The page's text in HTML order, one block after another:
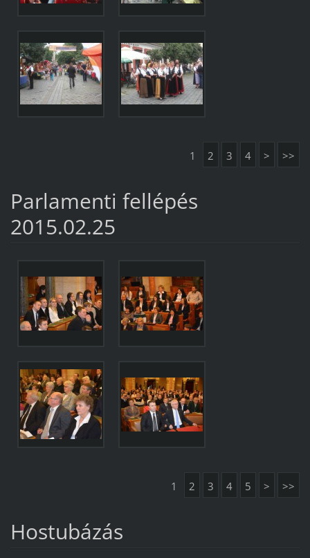
1 2 3 4 > >>
Parlamenti fellépés
2015.02.25
1 2 3 4 5 > >>
Hostubázás